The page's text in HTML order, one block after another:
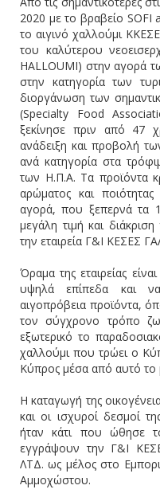
2020 με το βραβείο SOFI
το αιγινό χαλλούμι
του καλύτερου
HALLOUMI) στην αγορά
στην κατηγορία των
διοργάνωση των
(Specialty Food
ξεκίνησε πριν από 47
ανάδειξη και προβολή
ανά κατηγορία στα
των Η.Π.Α. Τα προϊόντα
αρώματος και
αγορά, που ξεπερνά τα
μεγάλη τιμή και
την εταιρεία Γ&Ι
Όραμα της εταιρείας
υψηλά επίπεδα και
αιγοπρόβεια προϊόντα,
τον σύγχρονο τρόπο
εξωτερικό το
χαλλούμι που τρώει ο
Κύπρος μέσα από αυτό το
Η καταγωγή της
και οι ισχυροί δεσμοί
ήταν κάτι που ώθησε
εγγράψουν την Γ&Ι
ΛΤΔ. ως μέλος στο
Αμμοχώστου.